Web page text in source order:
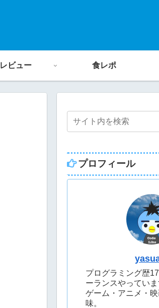
レビュー 食レポ
プロフィール
プログラミング歴
ーランスやっていま
ゲーム・アニメ・
味。